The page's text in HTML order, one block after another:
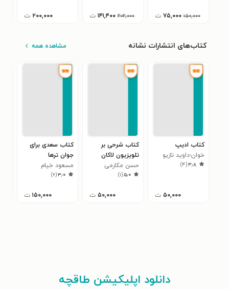
۱۵۰,۰۰۰ ۷۵,۰۰۰ ت ۲۰۲,۰۰۰ ۱۴۱,۴۰۰ ت ۲۰۰,۰۰۰ ت
کتاب‌های انتشارات نشانه مشاهده همه
کتاب ادیپ
خوان-داوید نازیو
۳٫۸(۴)
۵۰,۰۰۰ ت
کتاب شرحی بر
تلویزیون لاکان
حسن مکارمی
۵٫۰(۱)
۵۰,۰۰۰ ت
کتاب سعدی برای
جوان ترها
مسعود خیام
۳٫۰(۶)
۱۵۰,۰۰۰ ت
دانلود اپلیکیشن طاقچه